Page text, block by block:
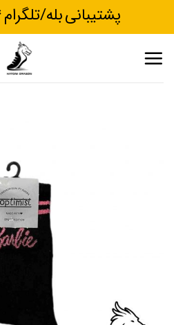
پشتیبانی بله/تلگرام 09129497594